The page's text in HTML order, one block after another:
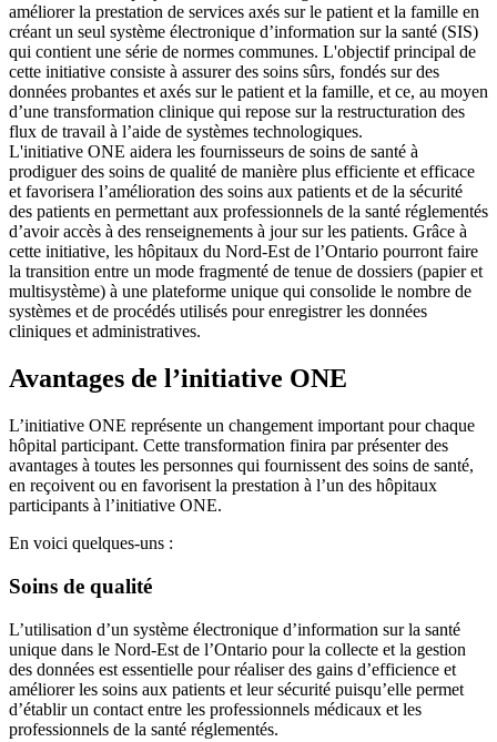
améliorer la prestation de services axés sur le patient et la famille en
créant un seul système électronique d’information sur la santé (SIS)
qui contient une série de normes communes. L'objectif principal de
cette initiative consiste à assurer des soins sûrs, fondés sur des
données probantes et axés sur le patient et la famille, et ce, au moyen
d’une transformation clinique qui repose sur la restructuration des
flux de travail à l’aide de systèmes technologiques.
L'initiative ONE aidera les fournisseurs de soins de santé à
prodiguer des soins de qualité de manière plus efficiente et efficace
et favorisera l’amélioration des soins aux patients et de la sécurité
des patients en permettant aux professionnels de la santé réglementés
d’avoir accès à des renseignements à jour sur les patients. Grâce à
cette initiative, les hôpitaux du Nord-Est de l’Ontario pourront faire
la transition entre un mode fragmenté de tenue de dossiers (papier et
multisystème) à une plateforme unique qui consolide le nombre de
systèmes et de procédés utilisés pour enregistrer les données
cliniques et administratives.
Avantages de l’initiative ONE
L’initiative ONE représente un changement important pour chaque
hôpital participant. Cette transformation finira par présenter des
avantages à toutes les personnes qui fournissent des soins de santé,
en reçoivent ou en favorisent la prestation à l’un des hôpitaux
participants à l’initiative ONE.
En voici quelques-uns :
Soins de qualité
L’utilisation d’un système électronique d’information sur la santé
unique dans le Nord-Est de l’Ontario pour la collecte et la gestion
des données est essentielle pour réaliser des gains d’efficience et
améliorer les soins aux patients et leur sécurité puisqu’elle permet
d’établir un contact entre les professionnels médicaux et les
professionnels de la santé réglementés.